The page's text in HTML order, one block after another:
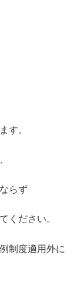
す。
らず
ください。
制度適用外に